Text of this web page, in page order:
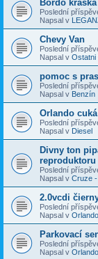
Bordó
Poslední
Napsal v
Chevy Van
Poslední
Napsal v Ostatni
pomoc s
Poslední
Napsal v Benzín
Orlando cuká
Poslední
Napsal v Diesel
Divny ton
reproduktoru
Poslední
Napsal v Cruze
2.0vcdi
Poslední
Napsal v
Parkovací
Poslední
Napsal v